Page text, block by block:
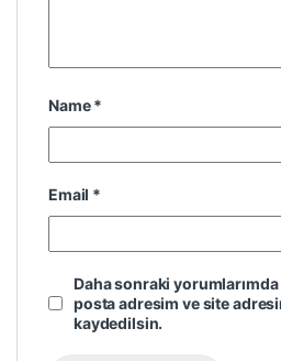
Name*
Email *
Daha sonraki yorumlarımda
posta adresim ve site
kaydedilsin.